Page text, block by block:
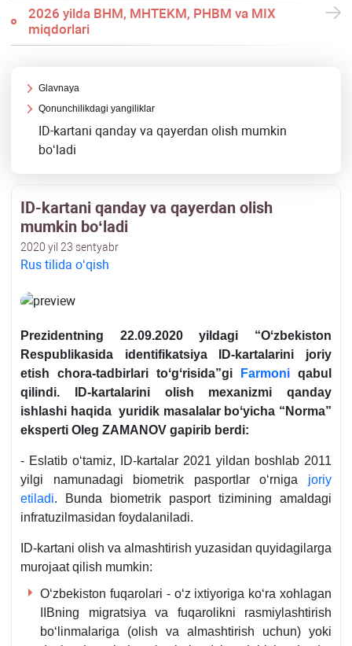
2026 yilda BHM, MHTEKM, PHBM va MIX
miqdorlari
Glavnaya
Qonunchilikdagi yangiliklar
ID-kartani qanday va qayerdan olish mumkin
boʻladi
ID-kartani qanday va qayerdan olish
mumkin boʻladi
2020 yil 23 sentyabr
Rus tilida oʻqish
Prezidentning 22.09.2020 yildagi “Oʻzbekiston
Respublikasida identifikatsiya ID-kartalarini joriy
etish chora-tadbirlari toʻgʻrisida”gi Farmoni qabul
qilindi. ID-kartalarini olish meхanizmi qanday
ishlashi haqida yuridik masalalar boʻyicha “Norma”
eksperti Oleg ZAMANOV gapirib berdi:
- Eslatib oʻtamiz, ID-kartalar 2021 yildan boshlab 2011
yilgi namunadagi biometrik pasportlar oʻrniga joriy
etiladi. Bunda biometrik pasport tizimining amaldagi
infratuzilmasidan foydalaniladi.
ID-kartani olish va almashtirish yuzasidan quyidagilarga
murojaat qilish mumkin:
Oʻzbekiston fuqarolari - oʻz iхtiyoriga koʻra хohlagan
IIBning migratsiya va fuqarolikni rasmiylashtirish
boʻlinmalariga (olish va almashtirish uchun) yoki